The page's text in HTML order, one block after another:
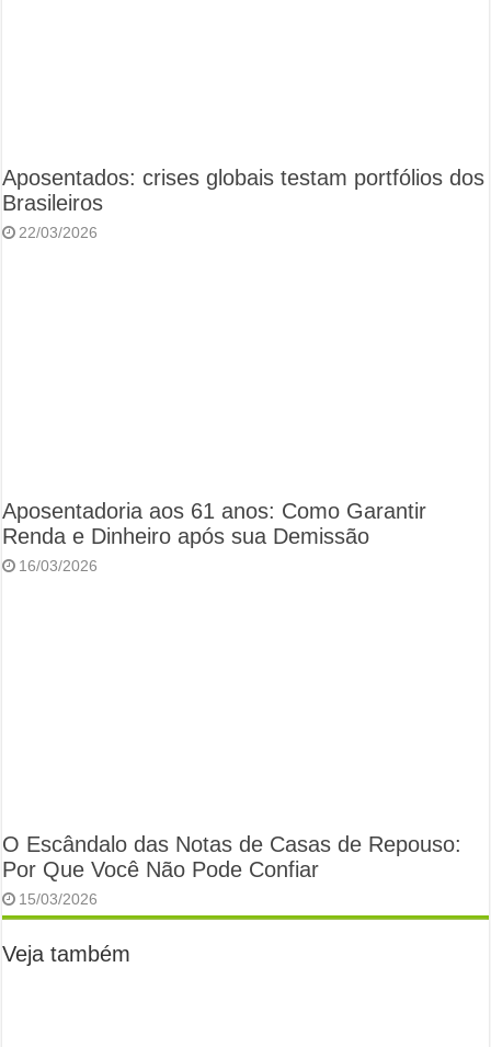
Aposentados: crises globais testam portfólios dos
Brasileiros
22/03/2026
Aposentadoria aos 61 anos: Como Garantir
Renda e Dinheiro após sua Demissão
16/03/2026
O Escândalo das Notas de Casas de Repouso:
Por Que Você Não Pode Confiar
15/03/2026
Veja também